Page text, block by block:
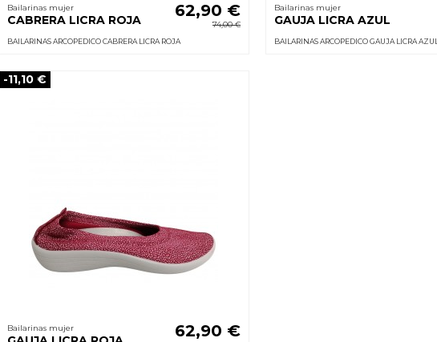
Bailarinas mujer
CABRERA LICRA ROJA
62,90 €
74,00 €
BAILARINAS ARCOPEDICO CABRERA LICRA ROJA
Bailarinas mujer
GAUJA LICRA AZUL
BAILARINAS ARCOPEDICO GAUJA LICRA AZUL
-11,10 €
Bailarinas mujer 62,90 €